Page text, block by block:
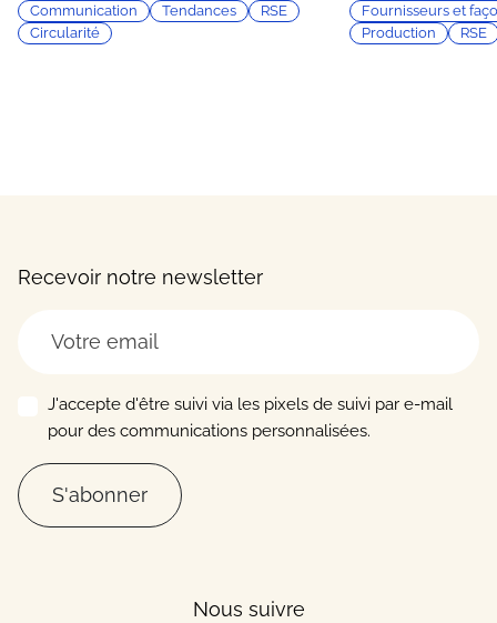
Communication
Tendances
RSE
Circularité
Fournisseurs et
Production
RSE
Recevoir notre newsletter
J'accepte d'être suivi via les pixels de suivi par e-mail
pour des communications personnalisées.
S'abonner
Nous suivre